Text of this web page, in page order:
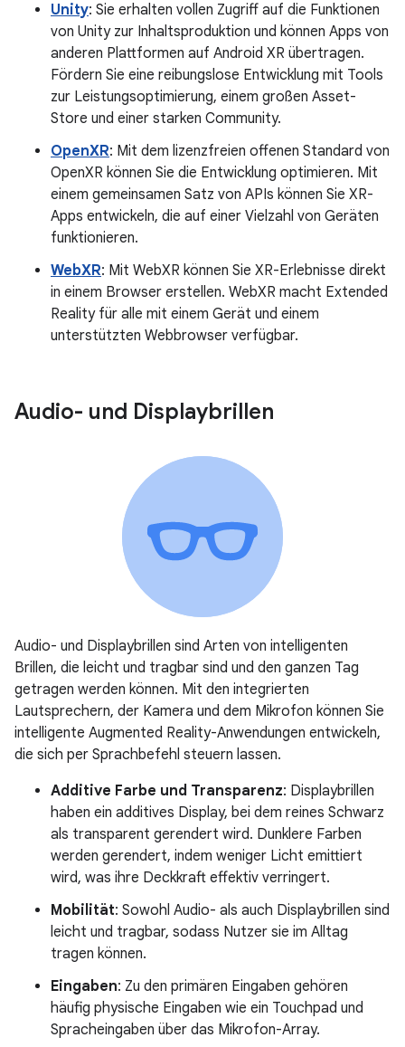
Unity: Sie erhalten vollen Zugriff auf die Funktionen
von Unity zur Inhaltsproduktion und können Apps von
anderen Plattformen auf Android XR übertragen.
Fördern Sie eine reibungslose Entwicklung mit Tools
zur Leistungsoptimierung, einem großen Asset-
Store und einer starken Community.
OpenXR: Mit dem lizenzfreien offenen Standard von
OpenXR können Sie die Entwicklung optimieren. Mit
einem gemeinsamen Satz von APIs können Sie XR-
Apps entwickeln, die auf einer Vielzahl von Geräten
funktionieren.
WebXR: Mit WebXR können Sie XR-Erlebnisse direkt
in einem Browser erstellen. WebXR macht Extended
Reality für alle mit einem Gerät und einem
unterstützten Webbrowser verfügbar.
Audio- und Displaybrillen
Audio- und Displaybrillen sind Arten von intelligenten
Brillen, die leicht und tragbar sind und den ganzen Tag
getragen werden können. Mit den integrierten
Lautsprechern, der Kamera und dem Mikrofon können Sie
intelligente Augmented Reality-Anwendungen entwickeln,
die sich per Sprachbefehl steuern lassen.
Additive Farbe und Transparenz: Displaybrillen
haben ein additives Display, bei dem reines Schwarz
als transparent gerendert wird. Dunklere Farben
werden gerendert, indem weniger Licht emittiert
wird, was ihre Deckkraft effektiv verringert.
Mobilität: Sowohl Audio- als auch Displaybrillen sind
leicht und tragbar, sodass Nutzer sie im Alltag
tragen können.
Eingaben: Zu den primären Eingaben gehören
häufig physische Eingaben wie ein Touchpad und
Spracheingaben über das Mikrofon-Array.